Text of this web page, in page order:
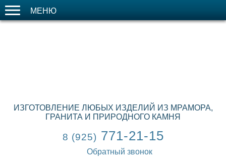
МЕНЮ
ИЗГОТОВЛЕНИЕ ЛЮБЫХ ИЗДЕЛИЙ ИЗ МРАМОРА,
ГРАНИТА И ПРИРОДНОГО КАМНЯ
8 (925) 771-21-15
Обратный звонок